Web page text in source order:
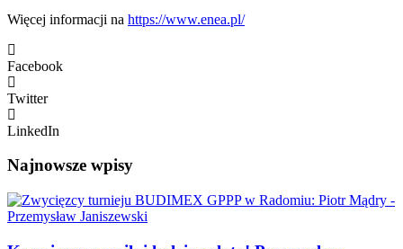
Więcej informacji na https://www.enea.pl/
Facebook
Twitter
LinkedIn
Najnowsze wpisy